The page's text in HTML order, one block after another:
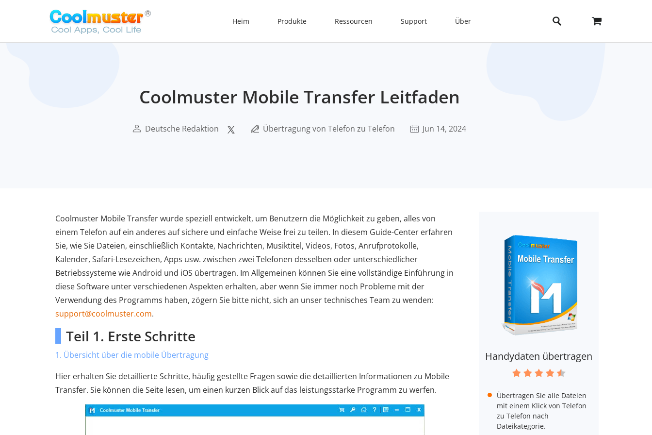
Heim Produkte Ressourcen Support Über
Coolmuster Mobile Transfer Leitfaden
Deutsche Redaktion Übertragung von Telefon zu Telefon Jun 14, 2024
Coolmuster Mobile Transfer wurde speziell entwickelt, um Benutzern die Möglichkeit zu geben, alles von
einem Telefon auf ein anderes auf sichere und einfache Weise frei zu teilen. In diesem Guide-Center erfahren
Sie, wie Sie Dateien, einschließlich Kontakte, Nachrichten, Musiktitel, Videos, Fotos, Anrufprotokolle,
Kalender, Safari-Lesezeichen, Apps usw. zwischen zwei Telefonen desselben oder unterschiedlicher
Betriebssysteme wie Android und iOS übertragen. Im Allgemeinen können Sie eine vollständige Einführung in
diese Software unter verschiedenen Aspekten erhalten, aber wenn Sie immer noch Probleme mit der
Verwendung des Programms haben, zögern Sie bitte nicht, sich an unser technisches Team zu wenden:
support@coolmuster.com.
Teil 1. Erste Schritte
1. Übersicht über die mobile Übertragung
Hier erhalten Sie detaillierte Schritte, häufig gestellte Fragen sowie die detaillierten Informationen zu Mobile
Transfer. Sie können die Seite lesen, um einen kurzen Blick auf das leistungsstarke Programm zu werfen.
Handydaten übertragen
Übertragen Sie alle Dateien
mit einem Klick von Telefon
zu Telefon nach
Dateikategorie.